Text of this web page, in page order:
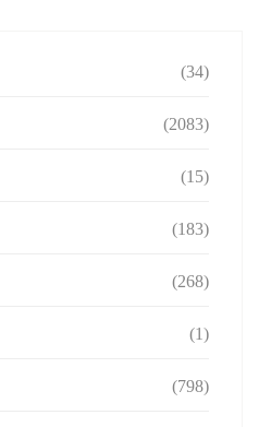
(34)
(2083)
(15)
(183)
(268)
(1)
(798)